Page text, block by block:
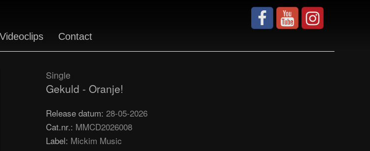
Videoclips Contact
Single
Gekuld - Oranje!
Release datum: 28-05-2026
Cat.nr.: MMCD2026008
Label: Mickim Music